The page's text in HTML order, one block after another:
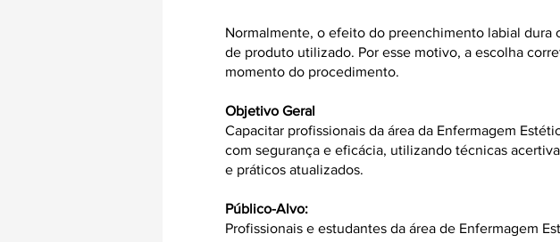
Normalmente, o efeito do preenchimento labial dura
de produto utilizado. Por esse motivo, a escolha
momento do procedimento.
Objetivo Geral
Capacitar profissionais da área da Enfermagem
com segurança e eficácia, utilizando técnicas
e práticos atualizados.
Público-Alvo:
Profissionais e estudantes da área de Enfermagem